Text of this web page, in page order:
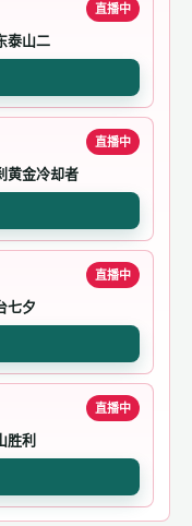
泰山二
直播中
黄金冷却者
直播中
七夕
直播中
胜利
直播中